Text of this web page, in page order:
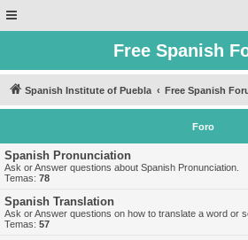
Free Spanish
Spanish Institute of Puebla Free Spanish
Foro
Spanish Pronunciation
Ask or Answer questions about Spanish Pronunciation.
Temas: 78
Spanish Translation
Ask or Answer questions on how to translate a word or
Temas: 57